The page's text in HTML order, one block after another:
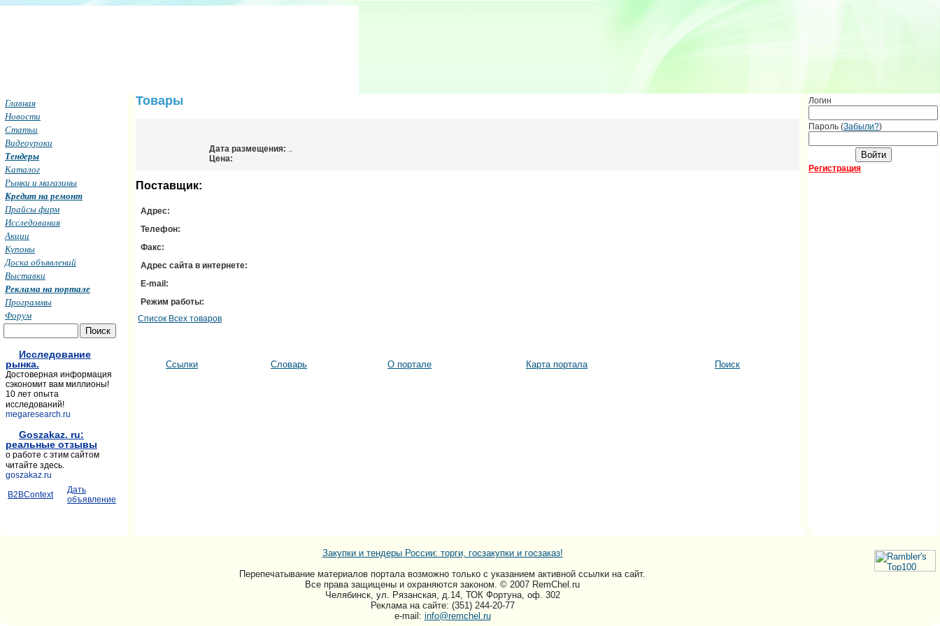
Товары
Дата размещения: ..
Цена:
Поставщик:
Адрес:
Телефон:
Факс:
Адрес сайта в интернете:
E-mail:
Режим работы:
Список Всех товаров
Ссылки Словарь О портале Карта портала Поиск
Главная
Новости
Статьи
Видеоуроки
Тендеры
Каталог
Рынки и магазины
Кредит на ремонт
Прайсы фирм
Исследования
Акции
Купоны
Доска объявлений
Выставки
Реклама на портале
Программы
Форум
Исследование
рынка.
Достоверная информация
сэкономит вам миллионы!
10 лет опыта
исследований!
megaresearch.ru
Goszakaz. ru:
реальные отзывы
о работе с этим сайтом
читайте здесь.
goszakaz.ru
B2BContext
Дать
объявление
Логин
Пароль (Забыли?)
Регистрация
Закупки и тендеры России: торги, госзакупки и госзаказ!
Перепечатывание материалов портала возможно только c указанием активной ссылки на сайт.
Все права защищены и охраняются законом. © 2007 RemChel.ru
Челябинск, ул. Рязанская, д.14, ТОК Фортуна, оф. 302
Реклама на сайте: (351) 244-20-77
e-mail: info@remchel.ru